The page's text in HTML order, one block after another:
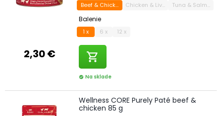
2,30 €
Beef & Chicken Chicken & Liver Tuna & Salmon
Balenie
1 x 6 x 12 x
shopping_cart
check_circle Na sklade
Wellness CORE Purely Paté beef &
chicken 85 g